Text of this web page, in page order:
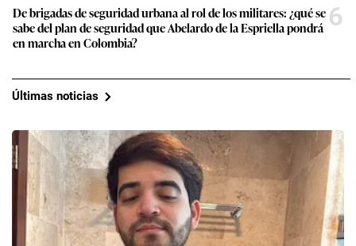
De brigadas de seguridad urbana al rol de los militares: ¿qué se
sabe del plan de seguridad que Abelardo de la Espriella pondrá
en marcha en Colombia?
6
Últimas noticias